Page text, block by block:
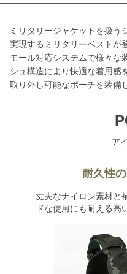
ミリタリージャケットを扱う
実現するミリタリーベストが
モール対応システムで様々な
シュ構造により快適な着用感
取り外し可能なポーチを装備
ア
耐久性
丈夫なナイロン素材と
ドな使用にも耐える高